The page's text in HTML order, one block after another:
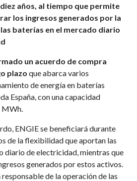
años, al tiempo que permite
los ingresos generados por la
baterías en el mercado diario
un acuerdo de compra
plazo que abarca varios
de energía en baterías
España, con una capacidad
MWh.
ENGIE se beneficiará durante
de la flexibilidad que aportan las
diario de electricidad, mientras que
generados por estos activos.
de la operación de las